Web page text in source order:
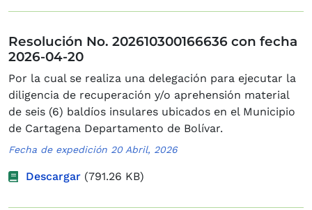
Resolución No. 202610300166636 con fecha
2026-04-20
Por la cual se realiza una delegación para ejecutar la
diligencia de recuperación y/o aprehensión material
de seis (6) baldíos insulares ubicados en el Municipio
de Cartagena Departamento de Bolívar.
Fecha de expedición 20 Abril, 2026
Descargar (791.26 KB)